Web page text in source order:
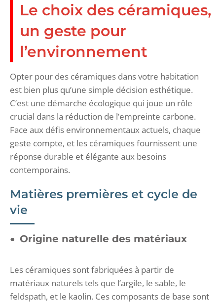
Le choix des céramiques,
un geste pour
l’environnement
Opter pour des céramiques dans votre habitation
est bien plus qu’une simple décision esthétique.
C’est une démarche écologique qui joue un rôle
crucial dans la réduction de l’empreinte carbone.
Face aux défis environnementaux actuels, chaque
geste compte, et les céramiques fournissent une
réponse durable et élégante aux besoins
contemporains.
Matières premières et cycle de
vie
Origine naturelle des matériaux
Les céramiques sont fabriquées à partir de
matériaux naturels tels que l’argile, le sable, le
feldspath, et le kaolin. Ces composants de base sont